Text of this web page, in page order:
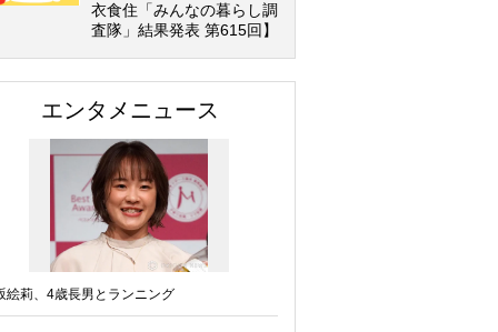
衣食住「みんなの暮らし調
査隊」結果発表 第615回】
エンタメニュース
絵莉、4歳長男とランニング